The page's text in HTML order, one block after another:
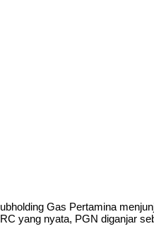
Gas Pertamina
yang nyata, PGN diganjar